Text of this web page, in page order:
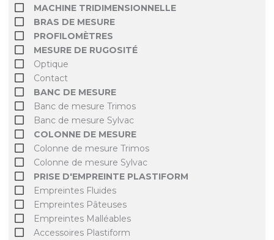
MACHINE TRIDIMENSIONNELLE
BRAS DE MESURE
PROFILOMÈTRES
MESURE DE RUGOSITÉ
Optique
Contact
BANC DE MESURE
Banc de mesure Trimos
Banc de mesure Sylvac
COLONNE DE MESURE
Colonne de mesure Trimos
Colonne de mesure Sylvac
PRISE D'EMPREINTE PLASTIFORM
Empreintes Fluides
Empreintes Pâteuses
Empreintes Malléables
Accessoires Plastiform